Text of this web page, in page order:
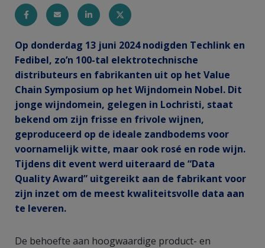
Entity
view
(Content)
Op donderdag 13 juni 2024 nodigden Techlink en
Fedibel, zo’n 100-tal elektrotechnische
distributeurs en fabrikanten uit op het Value
Chain Symposium op het Wijndomein Nobel. Dit
jonge wijndomein, gelegen in Lochristi, staat
bekend om zijn frisse en frivole wijnen,
geproduceerd op de ideale zandbodems voor
voornamelijk witte, maar ook rosé en rode wijn.
Tijdens dit event werd uiteraard de “Data
Quality Award” uitgereikt aan de fabrikant voor
zijn inzet om de meest kwaliteitsvolle data aan
te leveren.
De behoefte aan hoogwaardige product- en